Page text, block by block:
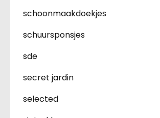
schoonmaakdoekjes
schuursponsjes
sde
secret jardin
selected